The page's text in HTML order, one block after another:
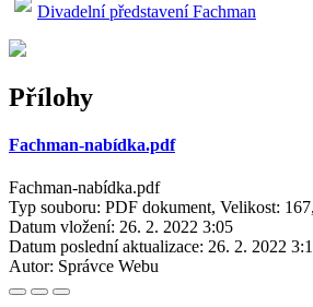
Divadelní představení Fachman
Přílohy
Fachman-nabídka.pdf
Fachman-nabídka.pdf
Typ souboru: PDF dokument, Velikost:
Datum vložení: 26. 2. 2022 3:05
Datum poslední aktualizace: 26. 2. 2022
Autor: Správce Webu